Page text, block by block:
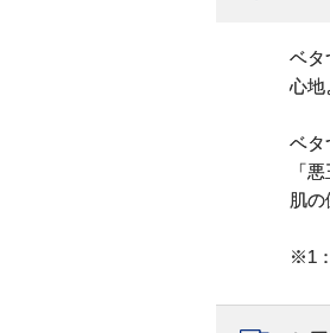
ベタ
心地
ベタ
「
肌の
※1